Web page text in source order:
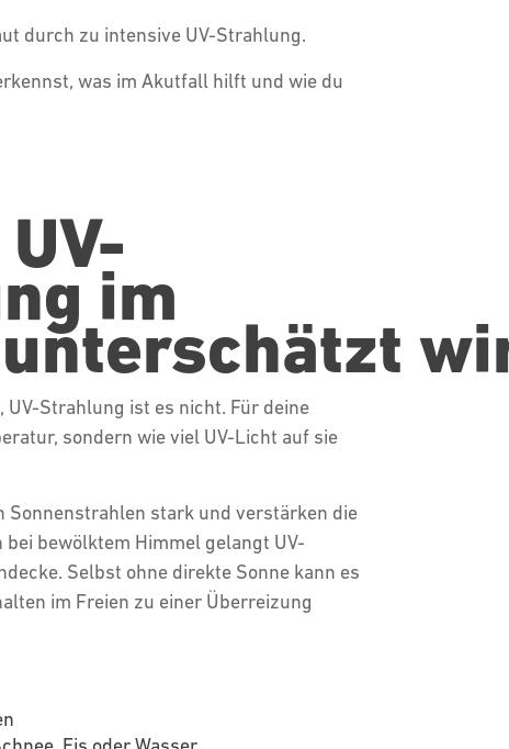
durch zu intensive UV-Strahlung.
was im Akutfall hilft und wie du
im
Strahlung ist es nicht. Für deine
sondern wie viel UV-Licht auf sie
Sonnenstrahlen stark und verstärken die
bewölktem Himmel gelangt UV-
Selbst ohne direkte Sonne kann es
im Freien zu einer Überreizung